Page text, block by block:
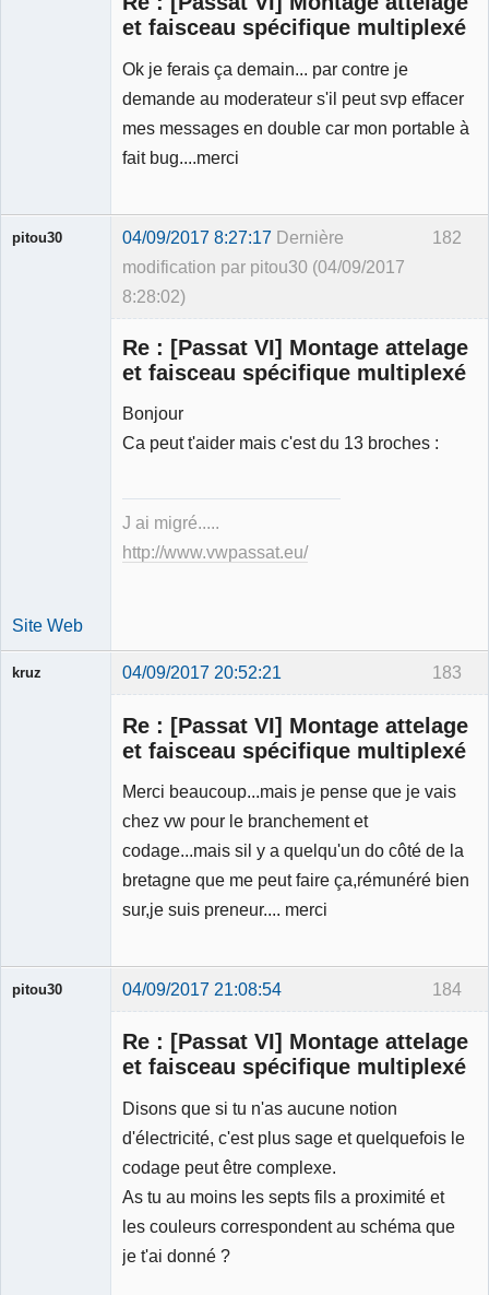
et faisceau spécifique multiplexé
Ok je ferais ça demain... par contre je
demande au moderateur s'il peut svp effacer
mes messages en double car mon portable à
fait bug....merci
182
pitou30 04/09/2017 8:27:17 Dernière
modification par pitou30 (04/09/2017
8:28:02)
Re : [Passat VI] Montage attelage
et faisceau spécifique multiplexé
Bonjour
Ca peut t'aider mais c'est du 13 broches :
J ai migré.....
http://www.vwpassat.eu/
Site Web
183
kruz 04/09/2017 20:52:21
Re : [Passat VI] Montage attelage
et faisceau spécifique multiplexé
Merci beaucoup...mais je pense que je vais
chez vw pour le branchement et
codage...mais sil y a quelqu'un do côté de la
bretagne que me peut faire ça,rémunéré bien
sur,je suis preneur.... merci
184
pitou30 04/09/2017 21:08:54
Re : [Passat VI] Montage attelage
et faisceau spécifique multiplexé
Disons que si tu n'as aucune notion
d'électricité, c'est plus sage et quelquefois le
codage peut être complexe.
As tu au moins les septs fils a proximité et
les couleurs correspondent au schéma que
je t'ai donné ?